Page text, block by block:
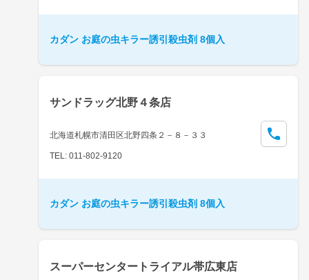
カダン お庭の虫キラー誘引殺虫剤 8個入
サンドラッグ北野４条店
北海道札幌市清田区北野四条２－８－３３
TEL: 011-802-9120
カダン お庭の虫キラー誘引殺虫剤 8個入
スーパーセンタートライアル帯広東店